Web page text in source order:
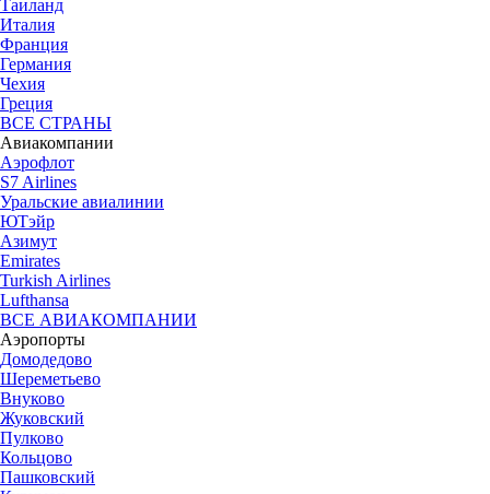
Таиланд
Италия
Франция
Германия
Чехия
Греция
ВСЕ СТРАНЫ
Авиакомпании
Аэрофлот
S7 Airlines
Уральские авиалинии
ЮТэйр
Азимут
Emirates
Turkish Airlines
Lufthansa
ВСЕ АВИАКОМПАНИИ
Аэропорты
Домодедово
Шереметьево
Внуково
Жуковский
Пулково
Кольцово
Пашковский